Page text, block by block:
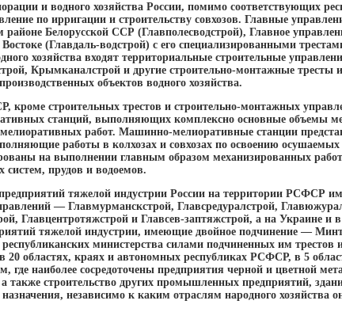
и водного хозяйства России, помимо соответствующих
по ирригации и строительству совхозов. Главные
районе Белорусской ССР (Главполесводстрой), Главное
(Главдаль-водстрой) с его специализированными
хозяйства входят территориальные строительные
Крымканалстрой и другие строительно-монтажные тресты
объектов водного хозяйства.
строительных трестов и строительно-монтажных
станций, выполняющих комплексно основные объемы
работ. Машинно-мелиоративные станции
работы в колхозах и совхозах по освоению
на выполнении главным образом механизированных работ
прудов и водоемов.
тяжелой индустрии России на территории РСФСР
— Главмурманскстрой, Главсредуралстрой,
Главцентротяжстрой и Главсев-заптяжстрой, а на Украине и
тяжелой индустрии, имеющие двойное подчинение —
министерства силами подчиненных им
20 областях, краях и автономных республиках РСФСР, в 5
где наиболее сосредоточены предприятия черной и цветной
также строительство других промышленных предприятий,
независимо к каким отраслям народного хозяйства